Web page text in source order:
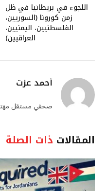
اللجوء في بريطانيا في ظل
زمن كورونا (السوريين،
الفلسطنيين، اليمنيين،
العراقيين)
أحمد عزت
صحفي مستقل مهتم
المقالات ذات الصلة